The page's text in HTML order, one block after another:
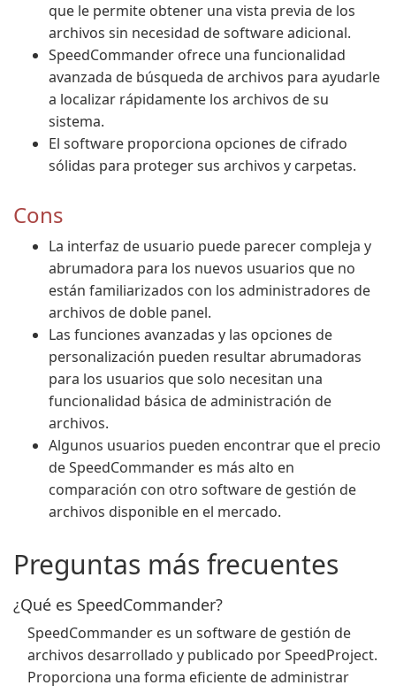
que le permite obtener una vista previa de los
archivos sin necesidad de software adicional.
SpeedCommander ofrece una funcionalidad
avanzada de búsqueda de archivos para ayudarle
a localizar rápidamente los archivos de su
sistema.
El software proporciona opciones de cifrado
sólidas para proteger sus archivos y carpetas.
Cons
La interfaz de usuario puede parecer compleja y
abrumadora para los nuevos usuarios que no
están familiarizados con los administradores de
archivos de doble panel.
Las funciones avanzadas y las opciones de
personalización pueden resultar abrumadoras
para los usuarios que solo necesitan una
funcionalidad básica de administración de
archivos.
Algunos usuarios pueden encontrar que el precio
de SpeedCommander es más alto en
comparación con otro software de gestión de
archivos disponible en el mercado.
Preguntas más frecuentes
¿Qué es SpeedCommander?
SpeedCommander es un software de gestión de
archivos desarrollado y publicado por SpeedProject.
Proporciona una forma eficiente de administrar